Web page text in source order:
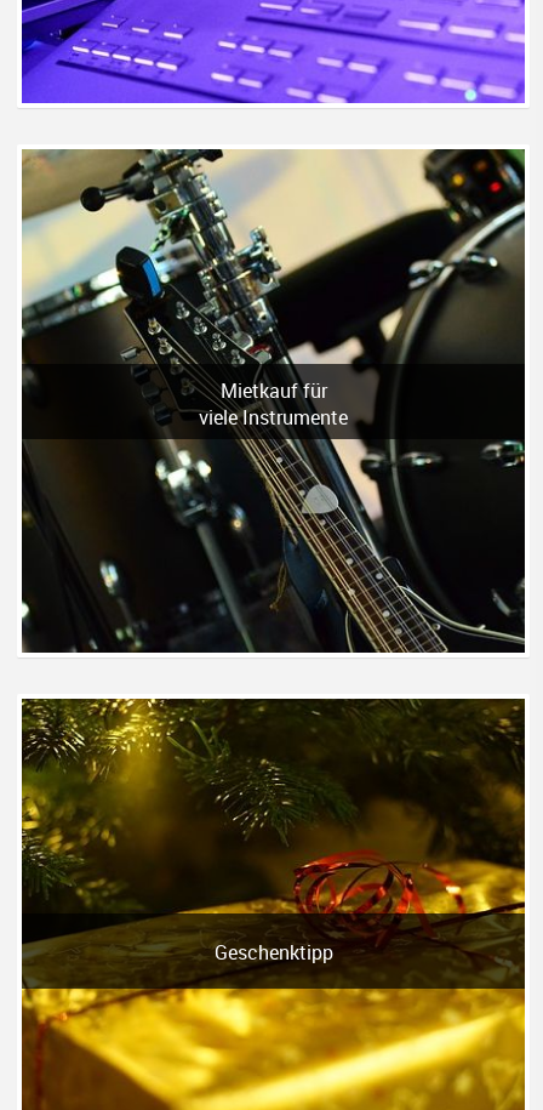
Mietkauf für
viele Instrumente
Geschenktipp